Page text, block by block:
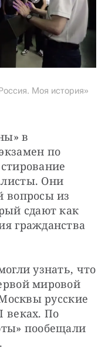
Моя история»
в
по
Они
вопросы из
сдают как
гражданства
узнать, что
мировой
русские
веках. По
пообещали